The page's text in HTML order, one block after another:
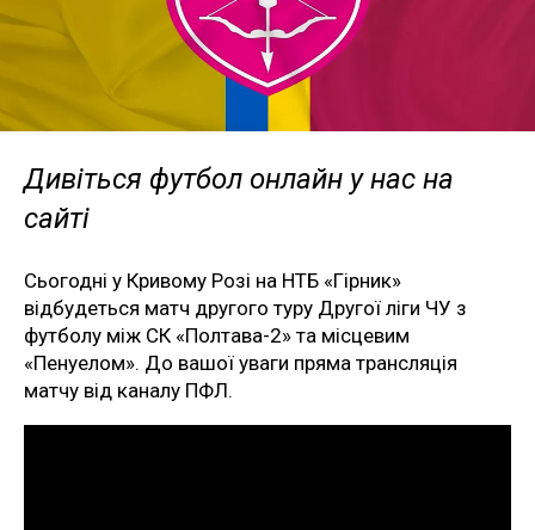
Дивіться футбол онлайн у нас на
сайті
Сьогодні у Кривому Розі на НТБ «Гірник»
відбудеться матч другого туру Другої ліги ЧУ з
футболу між СК «Полтава-2» та місцевим
«Пенуелом». До вашої уваги пряма трансляція
матчу від каналу ПФЛ.